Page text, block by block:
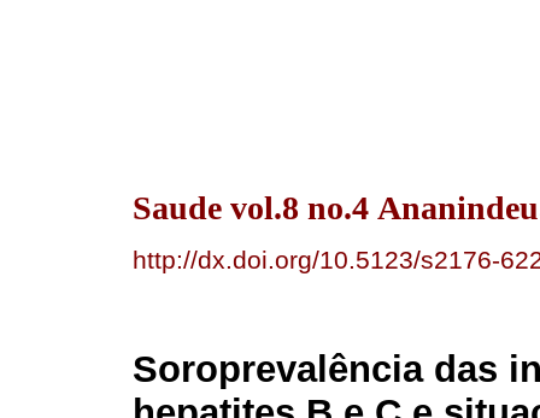
Saude vol.8 no.4
http://dx.doi.org/10.5123/s2176-
Soroprevalência das